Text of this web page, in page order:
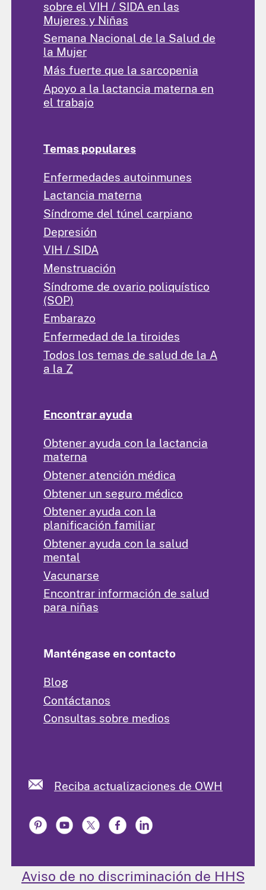
sobre el VIH / SIDA en las
Mujeres y Niñas
Semana Nacional de la Salud de
la Mujer
Más fuerte que la sarcopenia
Apoyo a la lactancia materna en
el trabajo
Temas populares
Enfermedades autoinmunes
Lactancia materna
Síndrome del túnel carpiano
Depresión
VIH / SIDA
Menstruación
Síndrome de ovario poliquístico
(SOP)
Embarazo
Enfermedad de la tiroides
Todos los temas de salud de la A
a la Z
Encontrar ayuda
Obtener ayuda con la lactancia
materna
Obtener atención médica
Obtener un seguro médico
Obtener ayuda con la
planificación familiar
Obtener ayuda con la salud
mental
Vacunarse
Encontrar información de salud
para niñas
Manténgase en contacto
Blog
Contáctanos
Consultas sobre medios
Reciba actualizaciones de OWH
Aviso de no discriminación de HHS